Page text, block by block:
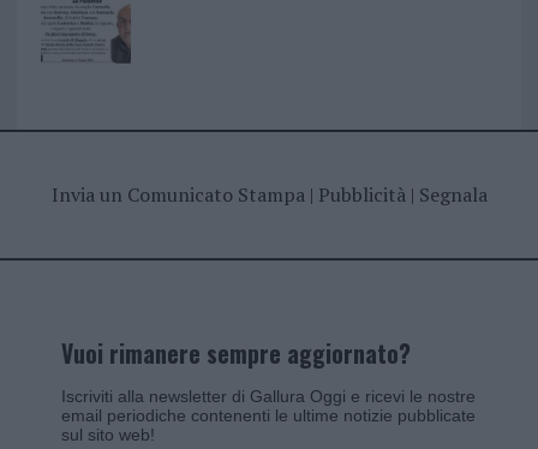
Invia un Comunicato Stampa| Pubblicità| Segnala
Vuoi rimanere sempre aggiornato?
Iscriviti alla newsletter di Gallura Oggi e ricevi le nostre
email periodiche contenenti le ultime notizie pubblicate
sul sito web!